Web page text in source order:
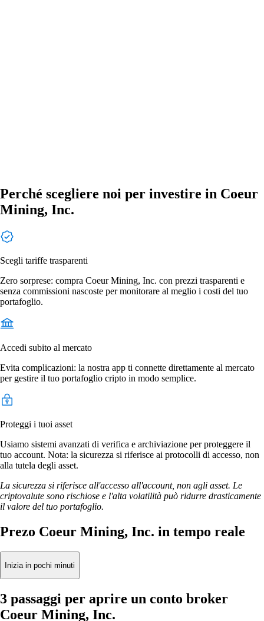
Perché scegliere noi per investire in Coeur
Mining, Inc.
Scegli tariffe trasparenti
Zero sorprese: compra Coeur Mining, Inc. con prezzi trasparenti e
senza commissioni nascoste per monitorare al meglio i costi del tuo
portafoglio.
Accedi subito al mercato
Evita complicazioni: la nostra app ti connette direttamente al mercato
per gestire il tuo portafoglio cripto in modo semplice.
Proteggi i tuoi asset
Usiamo sistemi avanzati di verifica e archiviazione per proteggere il
tuo account. Nota: la sicurezza si riferisce ai protocolli di accesso, non
alla tutela degli asset.
La sicurezza si riferisce all'accesso all'account, non agli asset. Le
criptovalute sono rischiose e l'alta volatilità può ridurre drasticamente
il valore del tuo portafoglio.
Prezo Coeur Mining, Inc. in tempo reale
Inizia in pochi minuti
3 passaggi per aprire un conto broker
Coeur Mining, Inc.